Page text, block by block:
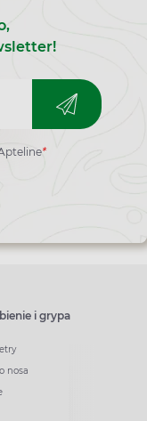
*
i grypa
nosa